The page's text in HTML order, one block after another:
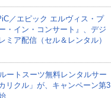
／エピック エルヴィス・プ
・イン・コンサート』、デジ
ミア配信（セル＆レンタル）
ートスーツ無料レンタルサー
リクル」が、キャンペーン第3